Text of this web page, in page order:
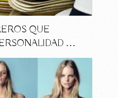
QUE
…